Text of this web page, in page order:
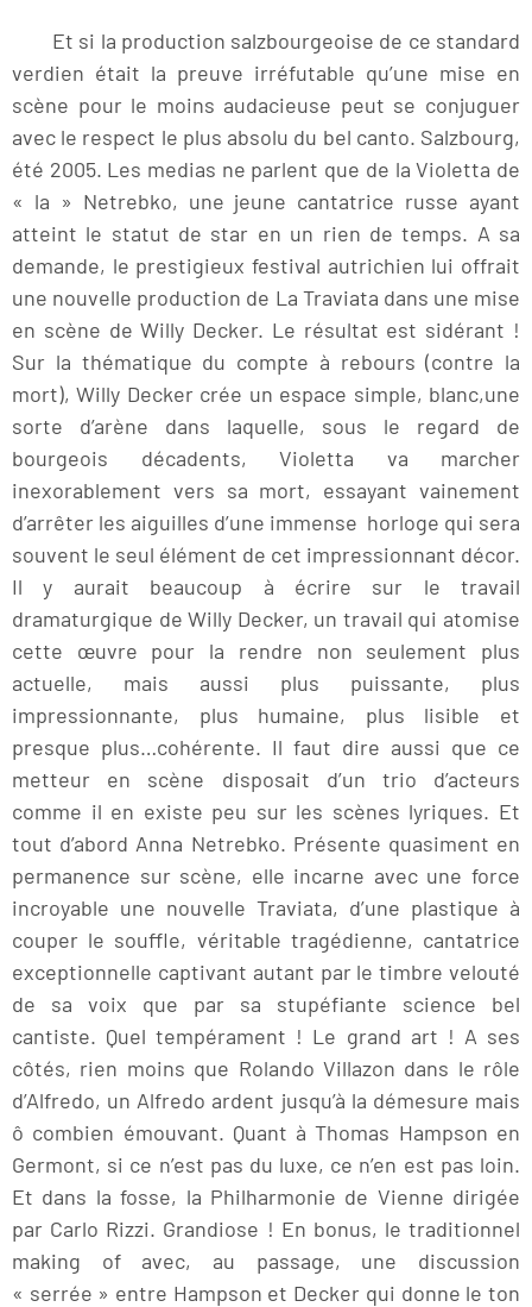
Et si la production salzbourgeoise de ce standard
verdien était la preuve irréfutable qu’une mise en
scène pour le moins audacieuse peut se conjuguer
avec le respect le plus absolu du bel canto. Salzbourg,
été 2005. Les medias ne parlent que de la Violetta de
« la » Netrebko, une jeune cantatrice russe ayant
atteint le statut de star en un rien de temps. A sa
demande, le prestigieux festival autrichien lui offrait
une nouvelle production de La Traviata dans une mise
en scène de Willy Decker. Le résultat est sidérant !
Sur la thématique du compte à rebours (contre la
mort), Willy Decker crée un espace simple, blanc,une
sorte d’arène dans laquelle, sous le regard de
bourgeois décadents, Violetta va marcher
inexorablement vers sa mort, essayant vainement
d’arrêter les aiguilles d’une immense horloge qui sera
souvent le seul élément de cet impressionnant décor.
Il y aurait beaucoup à écrire sur le travail
dramaturgique de Willy Decker, un travail qui atomise
cette œuvre pour la rendre non seulement plus
actuelle, mais aussi plus puissante, plus
impressionnante, plus humaine, plus lisible et
presque plus…cohérente. Il faut dire aussi que ce
metteur en scène disposait d’un trio d’acteurs
comme il en existe peu sur les scènes lyriques. Et
tout d’abord Anna Netrebko. Présente quasiment en
permanence sur scène, elle incarne avec une force
incroyable une nouvelle Traviata, d’une plastique à
couper le souffle, véritable tragédienne, cantatrice
exceptionnelle captivant autant par le timbre velouté
de sa voix que par sa stupéfiante science bel
cantiste. Quel tempérament ! Le grand art ! A ses
côtés, rien moins que Rolando Villazon dans le rôle
d’Alfredo, un Alfredo ardent jusqu’à la démesure mais
ô combien émouvant. Quant à Thomas Hampson en
Germont, si ce n’est pas du luxe, ce n’en est pas loin.
Et dans la fosse, la Philharmonie de Vienne dirigée
par Carlo Rizzi. Grandiose ! En bonus, le traditionnel
making of avec, au passage, une discussion
« serrée » entre Hampson et Decker qui donne le ton